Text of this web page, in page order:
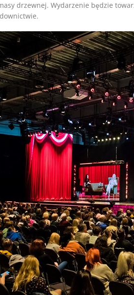
drzewnej. Wydarzenie będzie